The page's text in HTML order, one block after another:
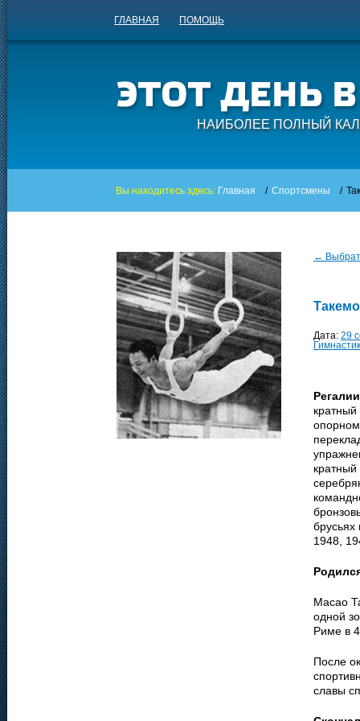
ГЛАВНАЯ ПОМОЩЬ
НАИБОЛЕЕ ПОЛНЫЙ
Вы находитесь здесь: Главная / Спортсмены /
←
Дата: 29
1948,
Масао
одной
Риме в
После
славы